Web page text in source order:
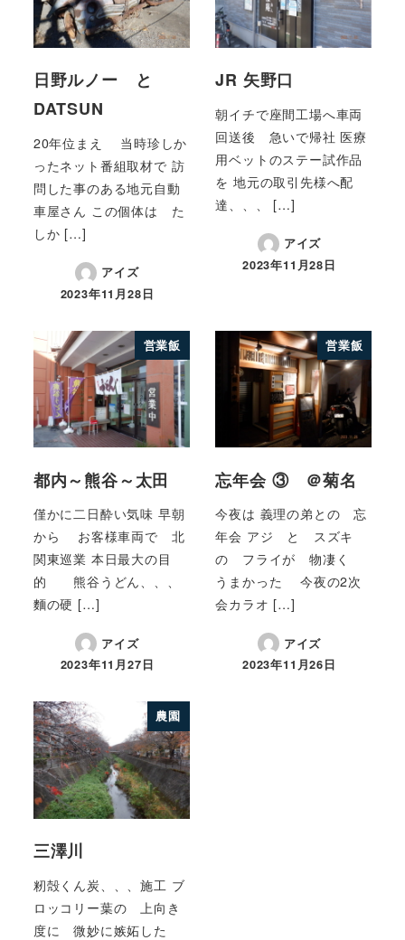
日野ルノー と
DATSUN
20年位まえ 当時珍しか
ったネット番組取材で 訪
問した事のある地元自動
車屋さん この個体は た
しか […]
アイズ
2023年11月28日
JR 矢野口
朝イチで座間工場へ車両
回送後 急いで帰社 医療
用ベットのステー試作品
を 地元の取引先様へ配
達、、、 […]
アイズ
2023年11月28日
営業飯
都内～熊谷～太田
僅かに二日酔い気味 早朝
から お客様車両で 北
関東巡業 本日最大の目
的 熊谷うどん、、、
麵の硬 […]
アイズ
2023年11月27日
営業飯
忘年会 ③ ＠菊名
今夜は 義理の弟との 忘
年会 アジ と スズキ
の フライが 物凄く
うまかった 今夜の2次
会カラオ […]
アイズ
2023年11月26日
農園
三澤川
籾殻くん炭、、、施工 ブ
ロッコリー葉の 上向き
度に 微妙に嫉妬した